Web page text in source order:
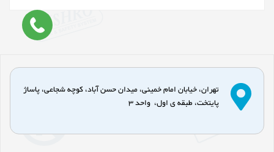
تهران، خیابان امام خمینی، میدان حسن آباد، کوچه شجاعی، پاساژ
پایتخت، طبقه ی اول، واحد 3